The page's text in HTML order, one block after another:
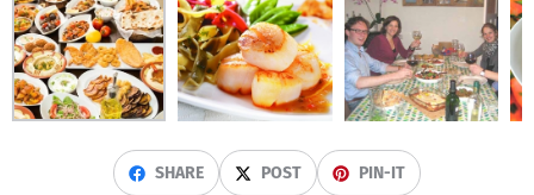
SHARE POST PIN-IT